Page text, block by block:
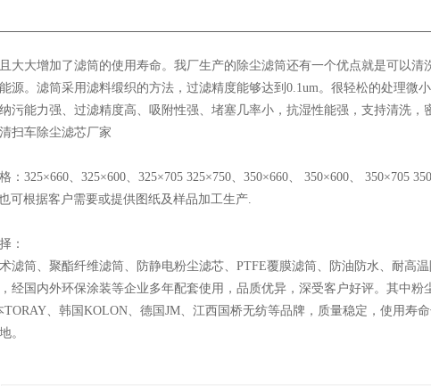
大大增加了滤筒的使用寿命。我厂生产的除尘滤筒还有一个优点就是可以
源。滤筒采用滤料缎织的方法，过滤精度能够达到0.1um。很轻松的处理微小
污能力强、过滤精度高、吸附性强、堵塞几率小，抗湿性能强，支持清洗，
扫车除尘滤芯厂家
：325×660、325×600、325×705 325×750、350×660、 350×600、 350×705
可根据客户需要或提供图纸及样品加工生产.
：
滤筒、聚酯纤维滤筒、防静电粉尘滤芯、PTFE覆膜滤筒、防油防水、耐高
经国内外环保涂装等企业多年配套使用，品质优异，深受客户好评。其中粉
、韩国KOLON、德国JM、江西国桥无纺等品牌，质量稳定，使用寿
。